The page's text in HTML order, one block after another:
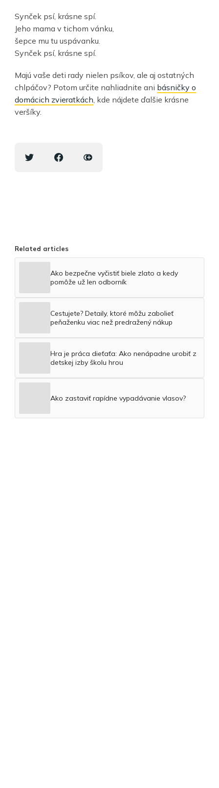
Synček psí, krásne spí.
Jeho mama v tichom vánku,
šepce mu tu uspávanku.
Synček psí, krásne spí.
Majú vaše deti rady nielen psíkov, ale aj ostatných
chlpáčov? Potom určite nahliadnite ani básničky o
domácich zvieratkách , kde nájdete ďalšie krásne
veršíky.
Related articles
Ako bezpečne vyčistiť biele zlato a kedy
pomôže už len odborník
Cestujete? Detaily, ktoré môžu zabolieť
peňaženku viac než predražený nákup
Hra je práca dieťaťa: Ako nenápadne urobiť z
detskej izby školu hrou
Ako zastaviť rapídne vypadávanie vlasov?